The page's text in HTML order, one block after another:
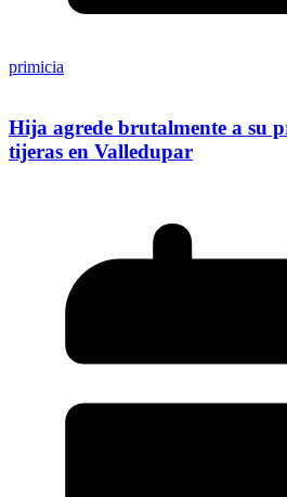
primicia
Hija agrede brutalmente a su
tijeras en Valledupar